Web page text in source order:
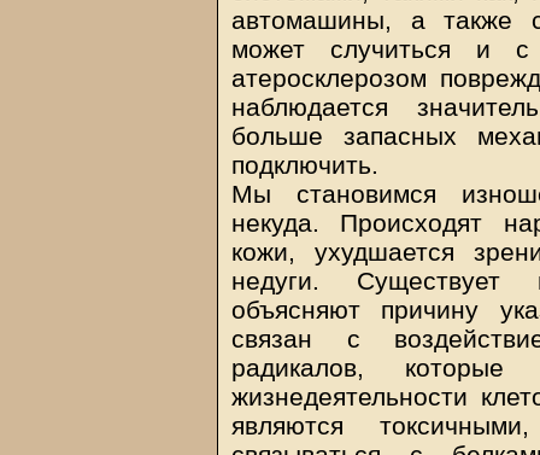
автомашины, а также
может случиться и с
атеросклерозом
наблюдается
больше запасных
подключить.
Мы становимся
некуда. Происходят
кожи, ухудшается
недуги. Существует
объясняют причину
связан с
радикалов, которые
жизнедеятельности
являются